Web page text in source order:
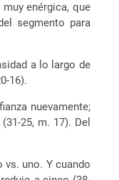
enérgica, que
segmento para
a lo largo de
16).
nuevamente;
25, m. 17). Del
uno. Y cuando